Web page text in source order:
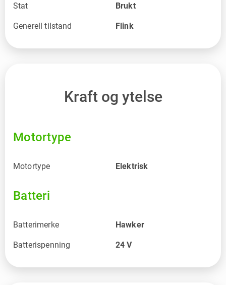
Stat Brukt
Generell tilstand Flink
Kraft og ytelse
Motortype
Motortype Elektrisk
Batteri
Batterimerke Hawker
Batterispenning 24V